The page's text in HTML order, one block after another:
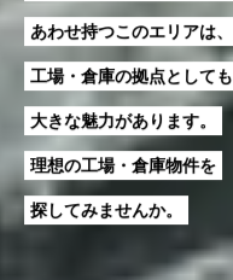
あわせ持つこのエリアは、
工場・倉庫の拠点としても
大きな魅力があります。
理想の工場・倉庫物件を
探してみませんか。